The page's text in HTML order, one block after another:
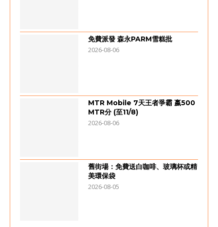
免費派發 森永PARM雪糕批
2026-08-06
MTR Mobile 7天王者爭霸 嬴500
MTR分 (至11/8)
2026-08-06
舊街場：免費送白咖啡、玻璃杯或精
美環保袋
2026-08-05